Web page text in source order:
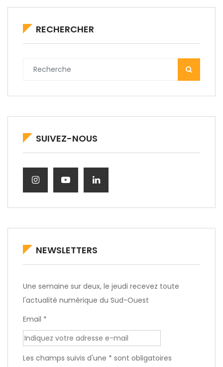
RECHERCHER
SUIVEZ-NOUS
NEWSLETTERS
Une semaine sur deux, le jeudi recevez toute
l'actualité numérique du Sud-Ouest
Email *
Les champs suivis d'une * sont obligatoires